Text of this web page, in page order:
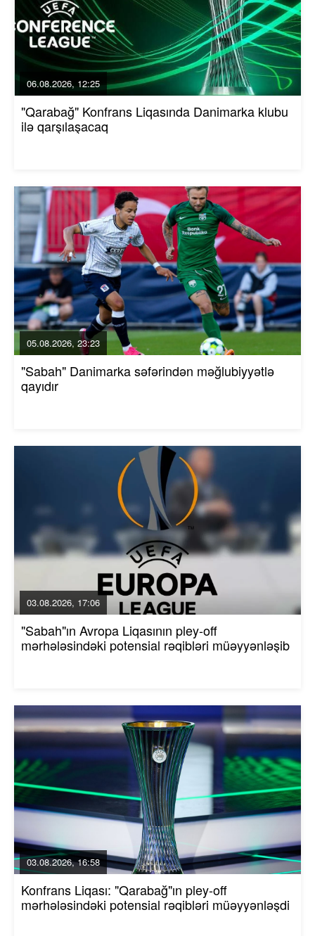
06.08.2026, 12:25
"Qarabağ" Konfrans Liqasında Danimarka klubu
ilə qarşılaşacaq
05.08.2026, 23:23
"Sabah" Danimarka səfərindən məğlubiyyətlə
qayıdır
03.08.2026, 17:06
"Sabah"ın Avropa Liqasının pley-off
mərhələsindəki potensial rəqibləri müəyyənləşib
03.08.2026, 16:58
Konfrans Liqası: "Qarabağ"ın pley-off
mərhələsindəki potensial rəqibləri müəyyənləşdi